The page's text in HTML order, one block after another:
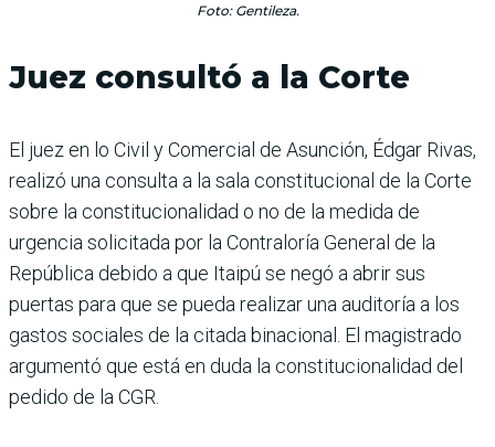
Foto: Gentileza.
Juez consultó a la Corte
El juez en lo Civil y Comercial de Asunción, Édgar Rivas,
realizó una consulta a la sala constitucional de la Corte
sobre la constitucionalidad o no de la medida de
urgencia solicitada por la Contraloría General de la
República debido a que Itaipú se negó a abrir sus
puertas para que se pueda realizar una auditoría a los
gastos sociales de la citada binacional. El magistrado
argumentó que está en duda la constitucionalidad del
pedido de la CGR.